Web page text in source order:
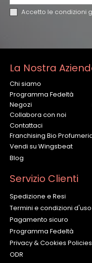
Accetto le condizioni
La Nostra
Chi siamo
Programma Fedeltà
Negozi
Collabora con noi
Contattaci
Franchising Bio
Vendi su Wingsbeat
Blog
Servizio Clienti
Spedizione e Resi
Termini e condizioni d'uso
Pagamento sicuro
Programma Fedeltà
Privacy & Cookies Policies
ODR